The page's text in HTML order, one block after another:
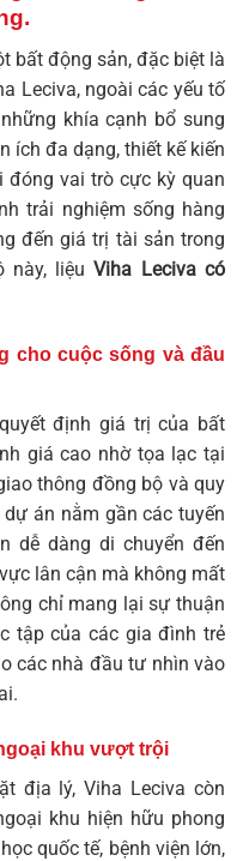
.
bất động sản, đặc biệt là
Leciva, ngoài các yếu tố
khía cạnh bổ sung
ích đa dạng, thiết kế kiến
vai trò cực kỳ quan
trải nghiệm sống hàng
đến giá trị tài sản trong
này, liệuViha Leciva có
cho cuộc sống và đầu
định giá trị của bất
giá cao nhờ tọa lạc tại
thông đồng bộ và quy
án nằm gần các tuyến
dễ dàng di chuyển đến
lân cận mà không mất
chỉ mang lại sự thuận
tập của các gia đình trẻ
các nhà đầu tư nhìn vào
khu vượt trội
địa lý, Viha Leciva còn
khu hiện hữu phong
quốc tế, bệnh viện lớn,